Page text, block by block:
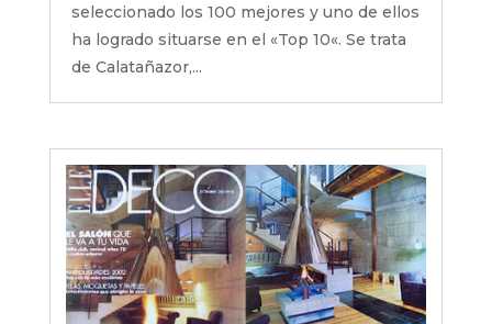
seleccionado los 100 mejores y uno de ellos
ha logrado situarse en el «Top 10«. Se trata
de Calatañazor,...